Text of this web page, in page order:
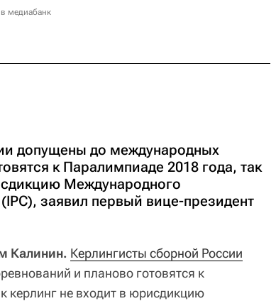
медиабанк
допущены до международных
к Паралимпиаде 2018 года, так
Международного
заявил первый вице-президент
Калинин. Керлингисты сборной России
и планово готовятся к
керлинг не входит в юрисдикцию